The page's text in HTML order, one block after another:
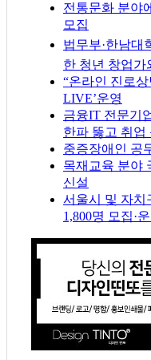
전통문화 분야
모집
법무부·한남대
한 청년 창업가
“온라인 진로
LIVE’운영
금융IT 전문기
한파 뚫고 취업
중증장애인 공
목재교육 분야
신설
서울시 및 자치
1,800명 모집·